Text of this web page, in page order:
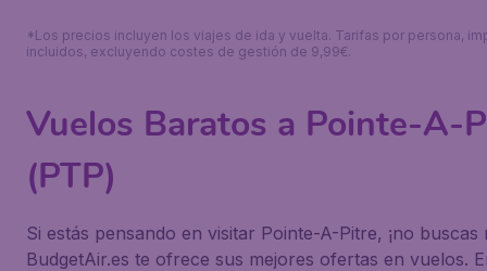
*Los precios incluyen los viajes de ida y vuelta. Tarifas por persona,
incluidos, excluyendo costes de gestión de 9,99€.
Vuelos Baratos a Pointe-A-
(PTP)
Si estás pensando en visitar Pointe-A-Pitre, ¡no buscas
BudgetAir.es te ofrece sus mejores ofertas en vuelos.